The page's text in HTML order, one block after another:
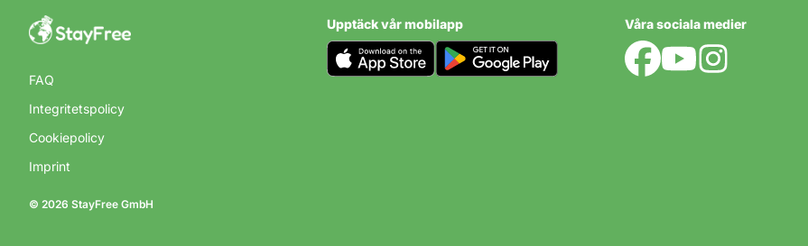
FAQ
Integritetspolicy
Cookiepolicy
Imprint
© 2026 StayFree GmbH
Upptäck vår mobilapp Våra sociala medier